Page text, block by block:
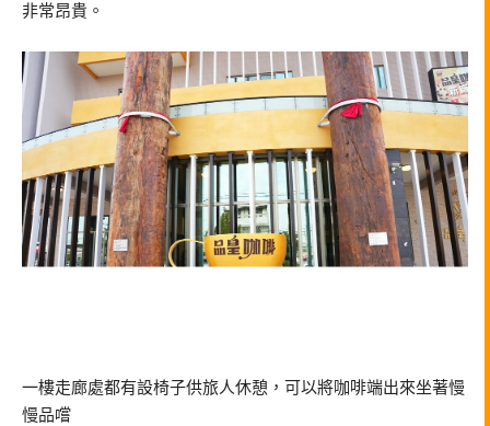
非常昂貴。
一樓走廊處都有設椅子供旅人休憩，可以將咖啡端出來坐著慢
慢品嚐